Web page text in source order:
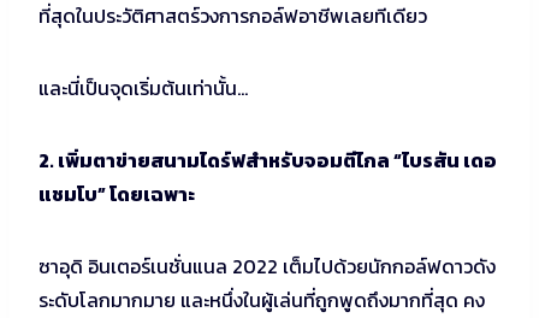
ที่สุดในประวัติศาสตร์วงการกอล์ฟอาชีพเลยทีเดียว
และนี่เป็นจุดเริ่มต้นเท่านั้น…
2. เพิ่มตาข่ายสนามไดร์ฟสำหรับจอมตีไกล “ไบรสัน เดอ
แชมโบ” โดยเฉพาะ
ซาอุดิ อินเตอร์เนชั่นแนล 2022 เต็มไปด้วยนักกอล์ฟดาวดัง
ระดับโลกมากมาย และหนึ่งในผู้เล่นที่ถูกพูดถึงมากที่สุด คง